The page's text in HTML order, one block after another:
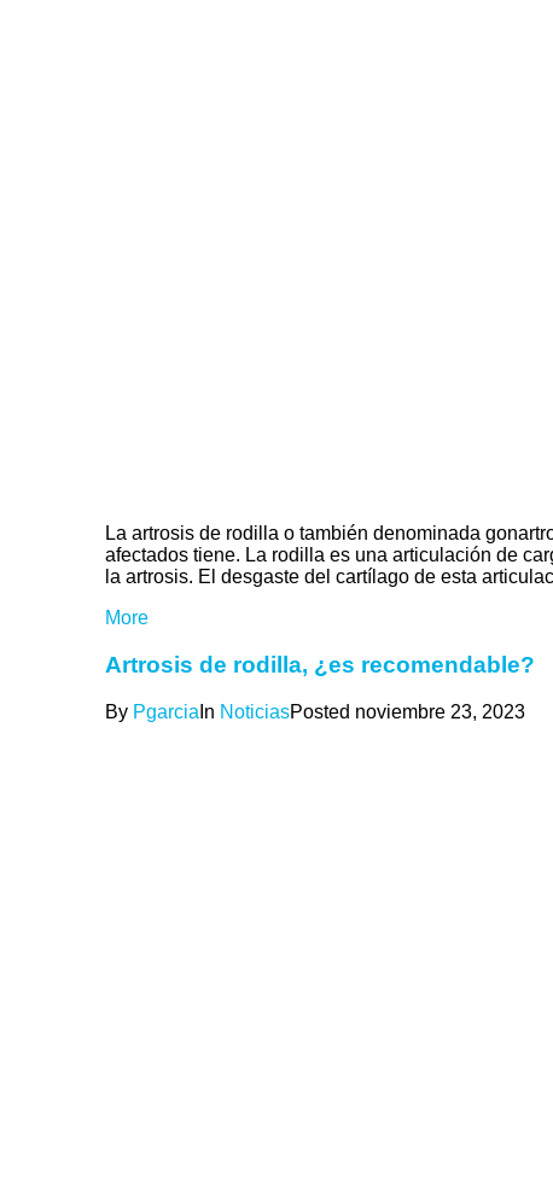
La artrosis de rodilla o también denominada
afectados tiene. La rodilla es una articulación de
la artrosis. El desgaste del cartílago de esta
More
Artrosis de rodilla, ¿es recomendable?
By Pgarcia In NoticiasPosted noviembre 23, 2023